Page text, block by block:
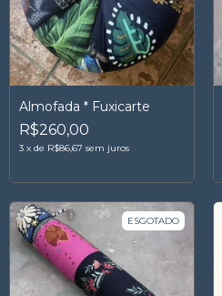
Almofada * Fuxicarte
R$260,00
3 x de R$86,67 sem juros
ESGOTADO